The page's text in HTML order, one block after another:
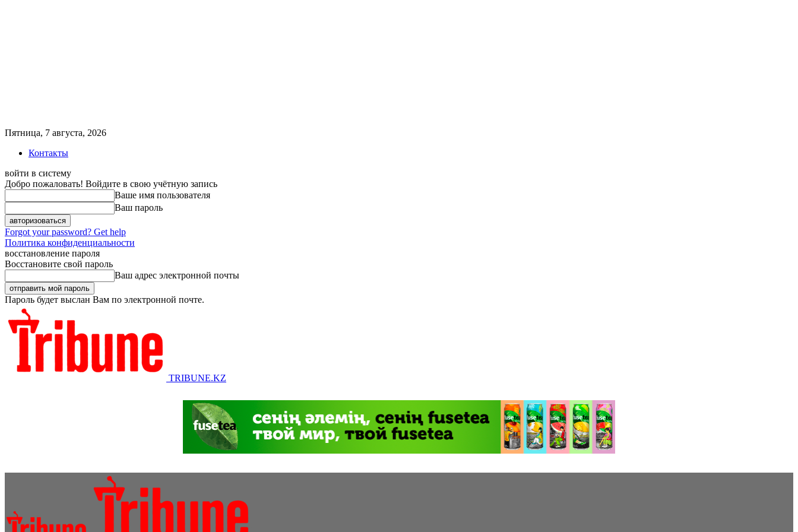
Пятница, 7 августа, 2026
Контакты
войти в систему
Добро пожаловать! Войдите в свою учётную запись
Ваше имя пользователя
Ваш пароль
Forgot your password? Get help
Политика конфиденциальности
восстановление пароля
Восстановите свой пароль
Ваш адрес электронной почты
Пароль будет выслан Вам по электронной почте.
TRIBUNE.KZ